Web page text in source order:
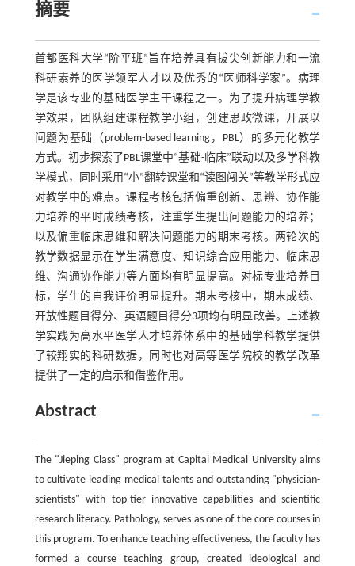
摘要
首都医科大学“阶平班”旨在培养具有拔尖创新能力和一流
科研素养的医学领军人才以及优秀的“医师科学家”。病理
学是该专业的基础医学主干课程之一。为了提升病理学教
学效果，团队组建课程教学小组，创建思政微课，开展以
问题为基础（problem-based learning，PBL）的多元化教学
方式。初步探索了PBL课堂中“基础-临床”联动以及多学科教
学模式，同时采用“小”翻转课堂和“读图闯关”等教学形式应
对教学中的难点。课程考核包括偏重创新、思辨、协作能
力培养的平时成绩考核，注重学生提出问题能力的培养；
以及偏重临床思维和解决问题能力的期末考核。两轮次的
教学数据显示在学生满意度、知识综合应用能力、临床思
维、沟通协作能力等方面均有明显提高。对标专业培养目
标，学生的自我评价明显提升。期末考核中，期末成绩、
开放性题目得分、英语题目得分3项均有明显改善。上述教
学实践为高水平医学人才培养体系中的基础学科教学提供
了较翔实的科研数据，同时也对高等医学院校的教学改革
提供了一定的启示和借鉴作用。
Abstract
The "Jieping Class" program at Capital Medical University aims
to cultivate leading medical talents and outstanding "physician-
scientists" with top-tier innovative capabilities and scientific
research literacy. Pathology, serves as one of the core courses in
this program. To enhance teaching effectiveness, the faculty has
formed a course teaching group, created ideological and